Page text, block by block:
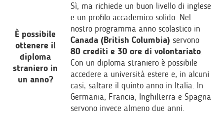
È possibile
ottenere il
diploma
straniero in
un anno?
Sì, ma richiede un buon livello di inglese
e un profilo accademico solido. Nel
nostro programma anno scolastico in
Canada (British Columbia) servono
80 crediti e 30 ore di volontariato.
Con un diploma straniero è possibile
accedere a università estere e, in alcuni
casi, saltare il quinto anno in Italia. In
Germania, Francia, Inghilterra e Spagna
servono invece almeno due anni.